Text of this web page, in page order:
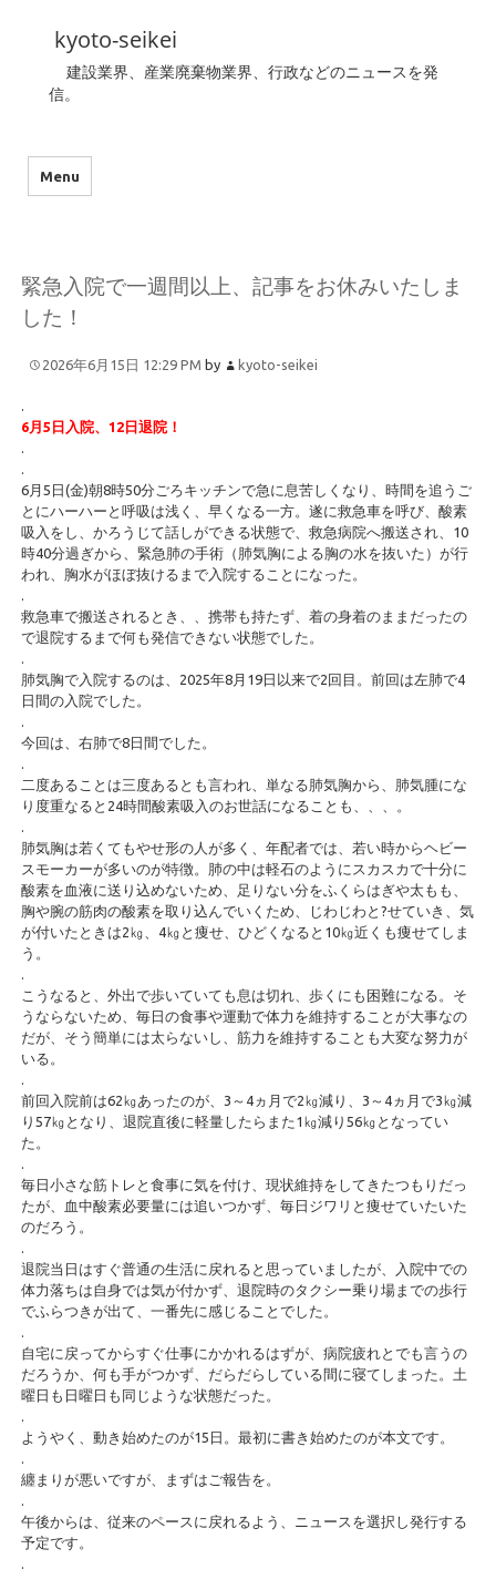
kyoto-seikei
建設業界、産業廃棄物業界、行政などのニュースを発
信。
Menu
緊急入院で一週間以上、記事をお休みいたしま
した！
2026年6月15日 12:29 PM by kyoto-seikei
.
6月5日入院、12日退院！
.
.
6月5日(金)朝8時50分ごろキッチンで急に息苦しくなり、時間を追うご
とにハーハーと呼吸は浅く、早くなる一方。遂に救急車を呼び、酸素
吸入をし、かろうじて話しができる状態で、救急病院へ搬送され、10
時40分過ぎから、緊急肺の手術（肺気胸による胸の水を抜いた）が行
われ、胸水がほぼ抜けるまで入院することになった。
.
救急車で搬送されるとき、、携帯も持たず、着の身着のままだったの
で退院するまで何も発信できない状態でした。
.
肺気胸で入院するのは、2025年8月19日以来で2回目。前回は左肺で4
日間の入院でした。
.
今回は、右肺で8日間でした。
.
二度あることは三度あるとも言われ、単なる肺気胸から、肺気腫にな
り度重なると24時間酸素吸入のお世話になることも、、、。
.
肺気胸は若くてもやせ形の人が多く、年配者では、若い時からヘビー
スモーカーが多いのが特徴。肺の中は軽石のようにスカスカで十分に
酸素を血液に送り込めないため、足りない分をふくらはぎや太もも、
胸や腕の筋肉の酸素を取り込んでいくため、じわじわと?せていき、気
が付いたときは2㎏、4㎏と痩せ、ひどくなると10㎏近くも痩せてしま
う。
.
こうなると、外出で歩いていても息は切れ、歩くにも困難になる。そ
うならないため、毎日の食事や運動で体力を維持することが大事なの
だが、そう簡単には太らないし、筋力を維持することも大変な努力が
いる。
.
前回入院前は62㎏あったのが、3～4ヵ月で2㎏減り、3～4ヵ月で3㎏減
り57㎏となり、退院直後に軽量したらまた1㎏減り56㎏となってい
た。
.
毎日小さな筋トレと食事に気を付け、現状維持をしてきたつもりだっ
たが、血中酸素必要量には追いつかず、毎日ジワリと痩せていたいた
のだろう。
.
退院当日はすぐ普通の生活に戻れると思っていましたが、入院中での
体力落ちは自身では気が付かず、退院時のタクシー乗り場までの歩行
でふらつきが出て、一番先に感じることでした。
.
自宅に戻ってからすぐ仕事にかかれるはずが、病院疲れとでも言うの
だろうか、何も手がつかず、だらだらしている間に寝てしまった。土
曜日も日曜日も同じような状態だった。
.
ようやく、動き始めたのが15日。最初に書き始めたのが本文です。
.
纏まりが悪いですが、まずはご報告を。
.
午後からは、従来のペースに戻れるよう、ニュースを選択し発行する
予定です。
.